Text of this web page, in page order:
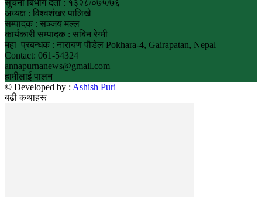
सुचना बिभाग दर्ता : १३२८/०७५/७६
अध्यक्ष : विश्वशंखर पालिखे
सम्पादक : सञ्जय मल्ल
कार्यकारी सम्पादक : सबिन रेग्मी
महा–प्रबन्धक : नारायण पौडेल Pokhara-4, Gairapatan, Nepal
Contact: 061-54324
annapurnanews@gmail.com
हामीलाई पालन
© Developed by : Ashish Puri
बढी कथाहरू